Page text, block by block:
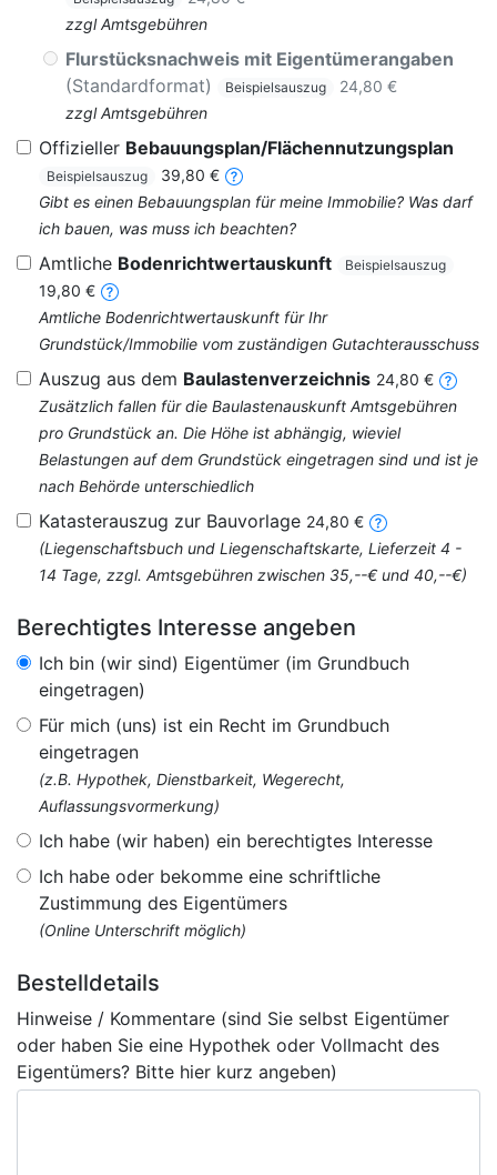
zzgl Amtsgebühren
Flurstücksnachweis mit Eigentümerangaben
(Standardformat)
Beispielsauszug
24,80 €
zzgl Amtsgebühren
Offizieller Bebauungsplan/Flächennutzungsplan
Beispielsauszug
39,80 €
Gibt es einen Bebauungsplan für meine Immobilie? Was darf
ich bauen, was muss ich beachten?
Amtliche Bodenrichtwertauskunft Beispielsauszug
19,80 €
Amtliche Bodenrichtwertauskunft für Ihr
Grundstück/Immobilie vom zuständigen Gutachterausschuss
Auszug aus dem Baulastenverzeichnis 24,80 €
Zusätzlich fallen für die Baulastenauskunft Amtsgebühren
pro Grundstück an. Die Höhe ist abhängig, wieviel
Belastungen auf dem Grundstück eingetragen sind und ist je
nach Behörde unterschiedlich
Katasterauszug zur Bauvorlage 24,80 €
(Liegenschaftsbuch und Liegenschaftskarte, Lieferzeit 4 -
14 Tage, zzgl. Amtsgebühren zwischen 35,--€ und 40,--€)
Berechtigtes Interesse angeben
Ich bin (wir sind) Eigentümer (im Grundbuch
eingetragen)
Für mich (uns) ist ein Recht im Grundbuch
eingetragen
(z.B. Hypothek, Dienstbarkeit, Wegerecht,
Auflassungsvormerkung)
Ich habe (wir haben) ein berechtigtes Interesse
Ich habe oder bekomme eine schriftliche
Zustimmung des Eigentümers
(Online Unterschrift möglich)
Bestelldetails
Hinweise / Kommentare (sind Sie selbst Eigentümer
oder haben Sie eine Hypothek oder Vollmacht des
Eigentümers? Bitte hier kurz angeben)